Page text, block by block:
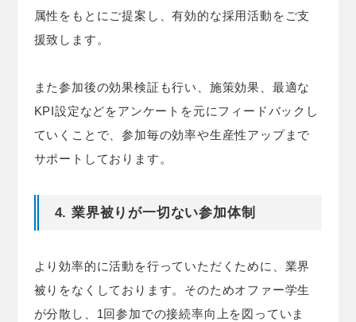
属性をもとにご提案し、有効的な採用活動をご支
援致します。
また参加後の効果検証も行い、施策効果、最適な
KPI設定などをアンケートを元にフィードバックし
ていくことで、参加毎の効率や生産性アップまで
サポートしております。
4. 業界被りが一切ない参加体制
より効率的に活動を行っていただくために、業界
被りをなくしております。そのためオファー学生
が分散し、1回参加での接続率向上を図っていま